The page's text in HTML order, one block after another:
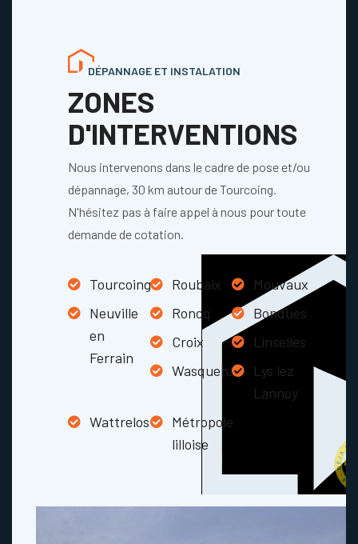
DÉPANNAGE ET INSTALATION
ZONES
D'INTERVENTIONS
Nous intervenons dans le cadre de pose et/ou
dépannage, 30 km autour de Tourcoing.
N'hésitez pas à faire appel à nous pour toute
demande de cotation.
Tourcoing Roubaix
Mouvaux
Neuville
en
Ferrain
Roncq
Bondues
Croix
Linselles
Wasquehal
Lys lez
Lannoy
Wattrelos
Métropole
lilloise